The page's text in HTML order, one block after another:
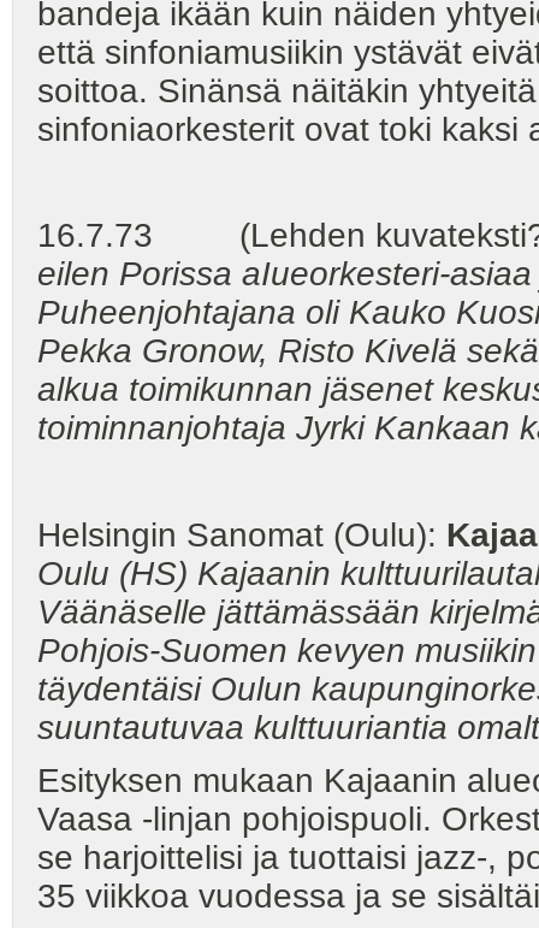
bandeja ikään kuin näiden
että sinfoniamusiikin ystävät
soittoa. Sinänsä näitäkin
sinfoniaorkesterit ovat toki kaksi
16.7.73 (Lehden
eilen Porissa aIueorkesteri-
Puheenjohtajana oli Kauko
Pekka Gronow, Risto Kivelä
alkua toimikunnan jäsenet
toiminnanjohtaja Jyrki Kankaan
Helsingin Sanomat (Oulu):
Oulu (HS) Kajaanin
Väänäselle jättämässään
Pohjois-Suomen kevyen
täydentäisi Oulun
suuntautuvaa kulttuuriantia
Esityksen mukaan Kajaanin
Vaasa -linjan pohjoispuoli.
se harjoittelisi ja tuottaisi jazz-,
35 viikkoa vuodessa ja se